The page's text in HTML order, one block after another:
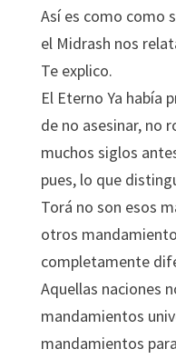
Así es como como
el Midrash nos
Te explico.
El Eterno Ya había
de no asesinar, no
muchos siglos
pues, lo que
Torá no son esos
otros
completamente
Aquellas naciones
mandamientos
mandamientos